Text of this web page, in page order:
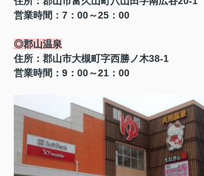
営業時間：7：00～25：00
◎郡山温泉
住所：郡山市大槻町字西勝ノ木38-1
営業時間：9：00～21：00